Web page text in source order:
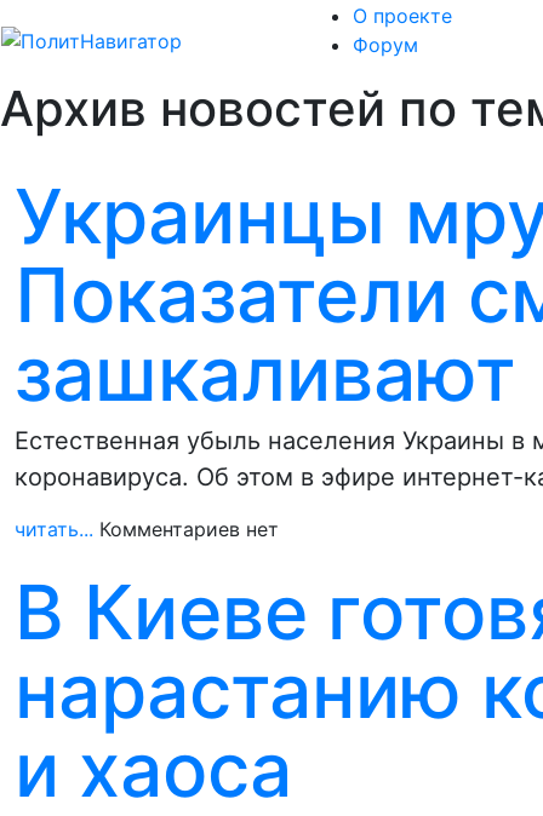
О проекте
Форум
Архив новостей по
Украинцы
Показатели
зашкаливают
Естественная убыль населения Украины
коронавируса. Об этом в эфире интернет-
читать... Комментариев нет
В Киеве
нарастанию
и хаоса